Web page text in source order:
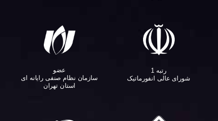
رتبه 1
شورای عالی انفورماتیک
عضو
سازمان نظام صنفی رایانه ای
استان تهران